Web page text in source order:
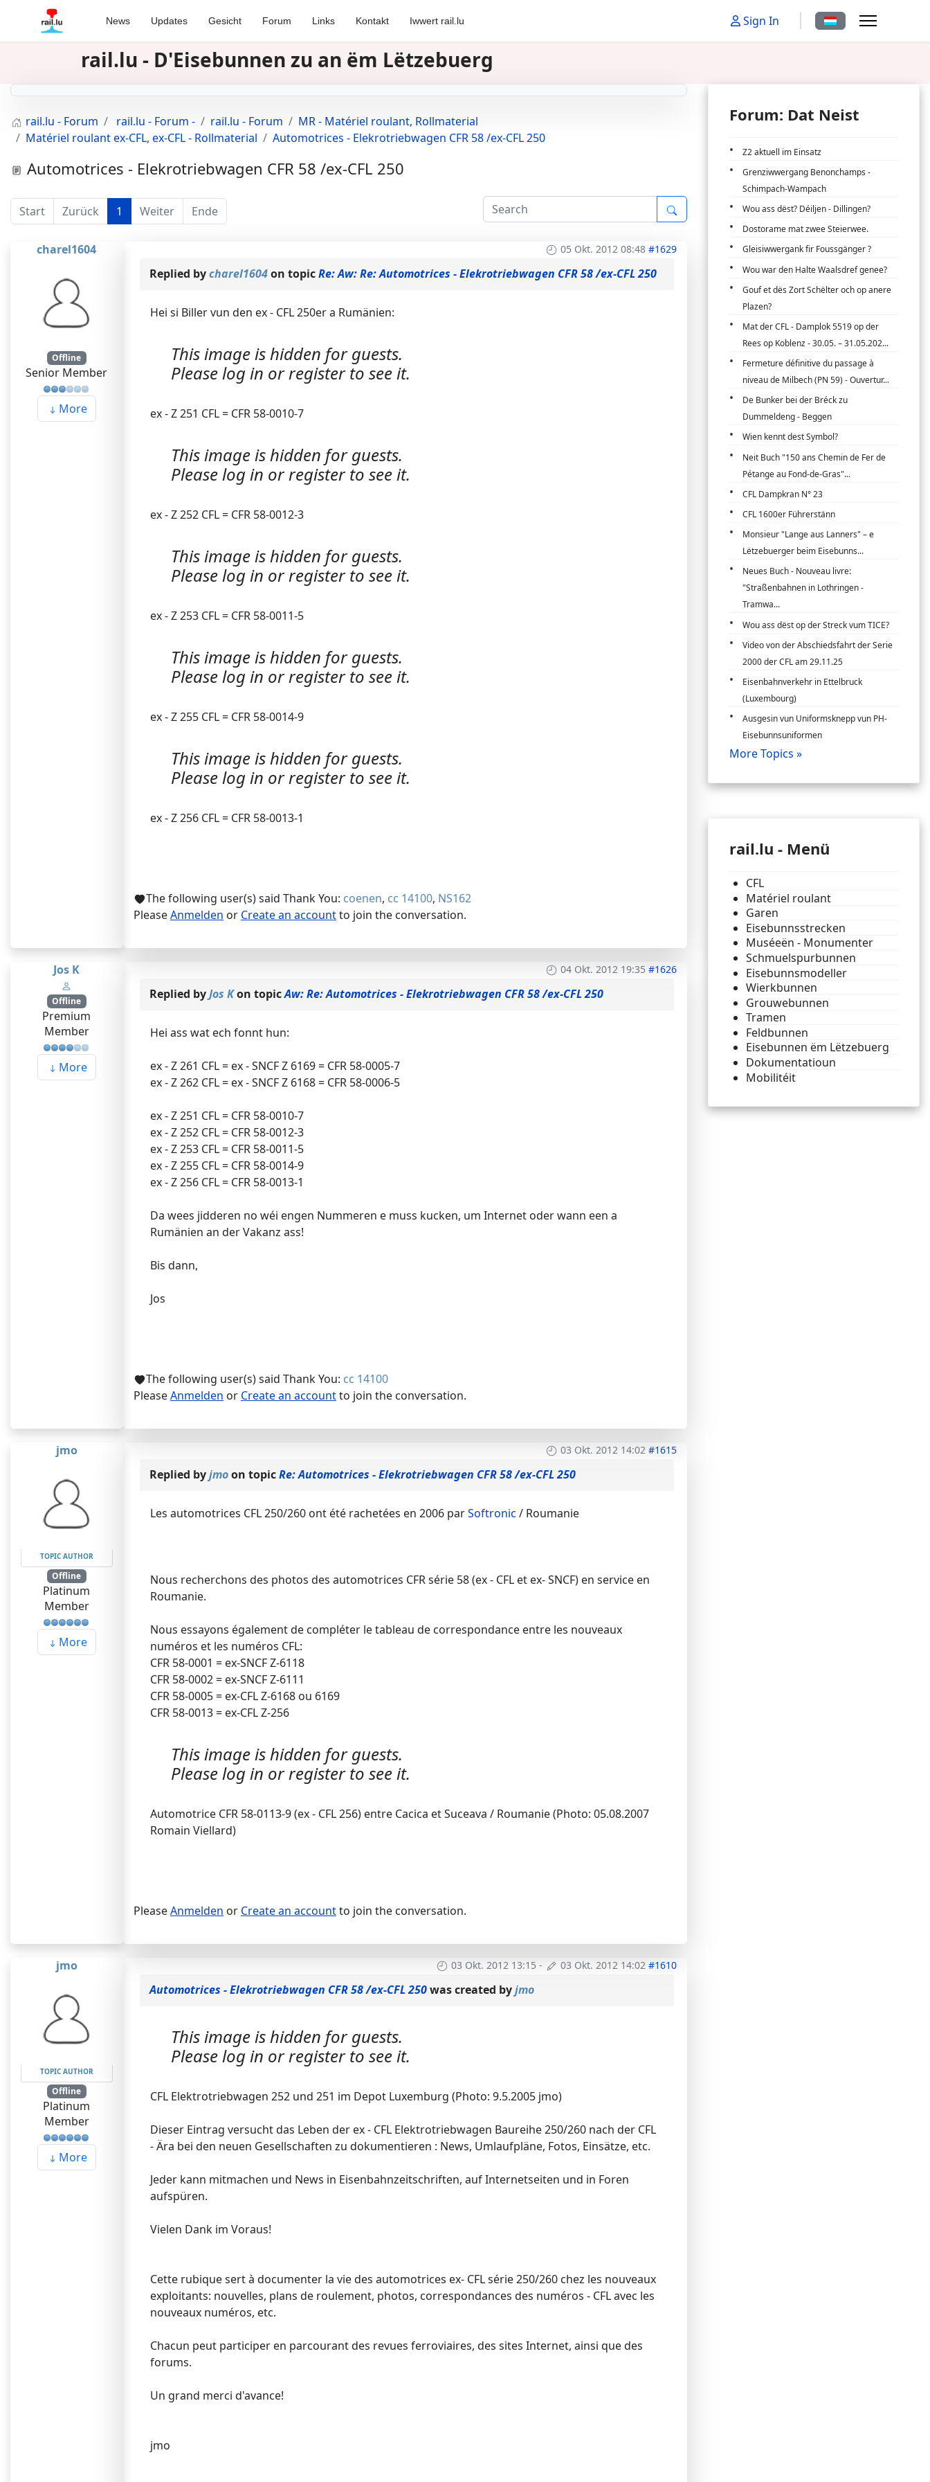
News Updates Gesicht Forum Links Kontakt Iwwert rail.lu Sign In Sprache auswählen
rail.lu - D'Eisebunnen zu an ëm Lëtzebuerg
rail.lu - Forum rail.lu - Forum - rail.lu - Forum
MR - Matériel roulant, Rollmaterial
Matériel roulant ex-CFL, ex-CFL - Rollmaterial
Automotrices - Elekrotriebwagen CFR 58 /ex-CFL 250
Automotrices - Elekrotriebwagen CFR 58 /ex-CFL 250
Start Zurück 1 Weiter Ende
charel1604
Offline
Senior Member
More
05 Okt. 2012 08:48 #1629
Replied bycharel1604on topicRe: Aw: Re: Automotrices - Elekrotriebwagen CFR 58 /ex-CFL 250
Hei si Biller vun den ex - CFL 250er a Rumänien:
This image is hidden for guests.
Please log in or register to see it.
ex - Z 251 CFL = CFR 58-0010-7
This image is hidden for guests.
Please log in or register to see it.
ex - Z 252 CFL = CFR 58-0012-3
This image is hidden for guests.
Please log in or register to see it.
ex - Z 253 CFL = CFR 58-0011-5
This image is hidden for guests.
Please log in or register to see it.
ex - Z 255 CFL = CFR 58-0014-9
This image is hidden for guests.
Please log in or register to see it.
ex - Z 256 CFL = CFR 58-0013-1
The following user(s) said Thank You: coenen, cc 14100, NS162
PleaseAnmelden or Create an accountto join the conversation.
Jos K
Offline
Premium
Member
More
04 Okt. 2012 19:35 #1626
Replied byJos Kon topicAw: Re: Automotrices - Elekrotriebwagen CFR 58 /ex-CFL 250
Hei ass wat ech fonnt hun:
ex - Z 261 CFL = ex - SNCF Z 6169 = CFR 58-0005-7
ex - Z 262 CFL = ex - SNCF Z 6168 = CFR 58-0006-5
ex - Z 251 CFL = CFR 58-0010-7
ex - Z 252 CFL = CFR 58-0012-3
ex - Z 253 CFL = CFR 58-0011-5
ex - Z 255 CFL = CFR 58-0014-9
ex - Z 256 CFL = CFR 58-0013-1
Da wees jidderen no wéi engen Nummeren e muss kucken, um Internet oder wann een a
Rumänien an der Vakanz ass!
Bis dann,
Jos
The following user(s) said Thank You: cc 14100
PleaseAnmelden or Create an accountto join the conversation.
jmo
TOPIC AUTHOR
Offline
Platinum
Member
More
03 Okt. 2012 14:02 #1615
Replied byjmoon topicRe: Automotrices - Elekrotriebwagen CFR 58 /ex-CFL 250
Les automotrices CFL 250/260 ont été rachetées en 2006 parSoftronic / Roumanie
Nous recherchons des photos des automotrices CFR série 58 (ex - CFL et ex- SNCF) en service en
Roumanie.
Nous essayons également de compléter le tableau de correspondance entre les nouveaux
numéros et les numéros CFL:
CFR 58-0001 = ex-SNCF Z-6118
CFR 58-0002 = ex-SNCF Z-6111
CFR 58-0005 = ex-CFL Z-6168 ou 6169
CFR 58-0013 = ex-CFL Z-256
This image is hidden for guests.
Please log in or register to see it.
Automotrice CFR 58-0113-9 (ex - CFL 256) entre Cacica et Suceava / Roumanie (Photo: 05.08.2007
Romain Viellard)
PleaseAnmelden or Create an accountto join the conversation.
jmo
TOPIC AUTHOR
Offline
Platinum
Member
More
03 Okt. 2012 13:15 - 03 Okt. 2012 14:02 #1610
Automotrices - Elekrotriebwagen CFR 58 /ex-CFL 250was created byjmo
This image is hidden for guests.
Please log in or register to see it.
CFL Elektrotriebwagen 252 und 251 im Depot Luxemburg (Photo: 9.5.2005 jmo)
Dieser Eintrag versucht das Leben der ex - CFL Elektrotriebwagen Baureihe 250/260 nach der CFL
- Ära bei den neuen Gesellschaften zu dokumentieren : News, Umlaufpläne, Fotos, Einsätze, etc.
Jeder kann mitmachen und News in Eisenbahnzeitschriften, auf Internetseiten und in Foren
aufspüren.
Vielen Dank im Voraus!
Cette rubique sert à documenter la vie des automotrices ex- CFL série 250/260 chez les nouveaux
exploitants: nouvelles, plans de roulement, photos, correspondances des numéros - CFL avec les
nouveaux numéros, etc.
Chacun peut participer en parcourant des revues ferroviaires, des sites Internet, ainsi que des
forums.
Un grand merci d'avance!
jmo
Forum: Dat Neist
Z2 aktuell im Einsatz
Grenziwwergang Benonchamps -
Schimpach-Wampach
Wou ass dëst? Déiljen - Dillingen?
Dostorame mat zwee Steierwee.
Gleisiwwergank fir Foussgänger ?
Wou war den Halte Waalsdref genee?
Gouf et dës Zort Schëlter och op anere
Plazen?
Mat der CFL - Damplok 5519 op der
Rees op Koblenz - 30.05. – 31.05.202...
Fermeture définitive du passage à
niveau de Milbech (PN 59) - Ouvertur...
De Bunker bei der Bréck zu
Dummeldeng - Beggen
Wien kennt dest Symbol?
Neit Buch "150 ans Chemin de Fer de
Pétange au Fond-de-Gras"...
CFL Dampkran N° 23
CFL 1600er Führerstänn
Monsieur "Lange aus Lanners" – e
Lëtzebuerger beim Eisebunns...
Neues Buch - Nouveau livre:
"Straßenbahnen in Lothringen -
Tramwa...
Wou ass dëst op der Streck vum TICE?
Video von der Abschiedsfahrt der Serie
2000 der CFL am 29.11.25
Eisenbahnverkehr in Ettelbruck
(Luxembourg)
Ausgesin vun Uniformsknepp vun PH-
Eisebunnsuniformen
More Topics »
rail.lu - Menü
CFL
Matériel roulant
Garen
Eisebunnsstrecken
Muséeën - Monumenter
Schmuelspurbunnen
Eisebunnsmodeller
Wierkbunnen
Grouwebunnen
Tramen
Feldbunnen
Eisebunnen ëm Lëtzebuerg
Dokumentatioun
Mobilitéit